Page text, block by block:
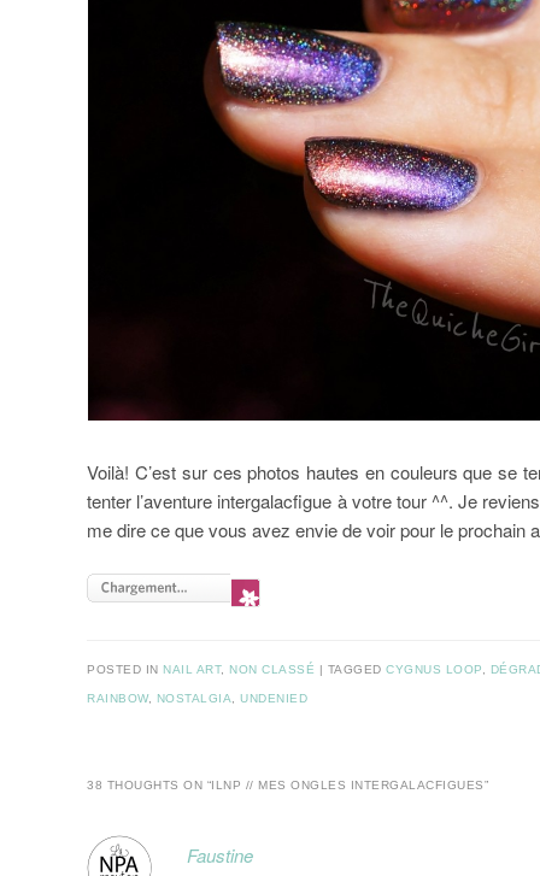
Voilà! C’est sur ces photos hautes en couleurs que se
tenter l’aventure intergalacfigue à votre tour ^^. Je
me dire ce que vous avez envie de voir pour le prochain
POSTED IN NAIL ART, NON CLASSÉ | TAGGEDCYGNUS LOOP
RAINBOW, NOSTALGIA ,UNDENIED
38 THOUGHTS ON “ILNP // MES ONGLES INTERGALACFIGUES”
Faustine